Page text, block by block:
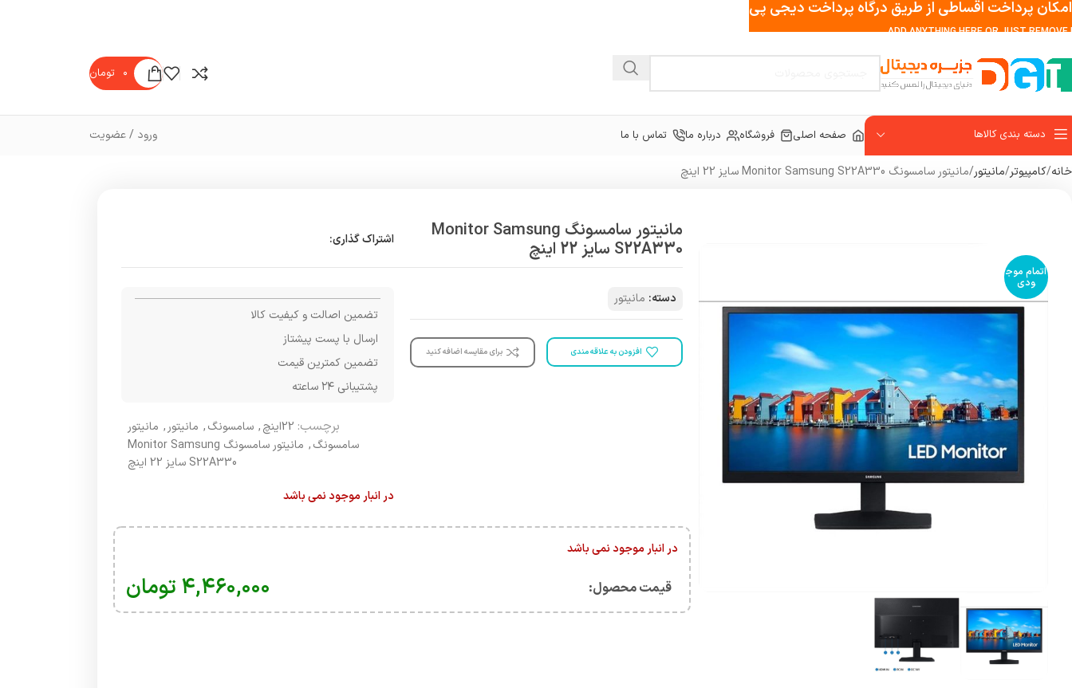
ADD ANYTHING HERE OR JUST REMOVE
۰ تومان
دسته بندی کالاها صفحه اصلی فروشگاه درباره ما تماس با ما ورود / عضویت
خانه کامپیوتر مانیتور مانیتور سامسونگ Monitor Samsung S22A330 سایز 22 اینچ
اتمام موج
ودی
مانیتور سامسونگ Monitor Samsung
S22A330 سایز 22 اینچ
اشتراک گذاری:
دسته: مانیتور
افزودن به علاقه مندی برای مقایسه اضافه کنید
تضمین اصالت و کیفیت کالا
ارسال با پست پیشتاز
تضمین کمترین قیمت
پشتیبانی ۲۴ ساعته
برچسب: 22اینچ , سامسونگ, مانیتور , مانیتور
سامسونگ,
مانیتور سامسونگ Monitor Samsung
S22A330 سایز 22 اینچ
در انبار موجود نمی باشد
در انبار موجود نمی باشد
قیمت محصول:​ ۴,۴۶۰,۰۰۰ تومان
امکان پرداخت اقساطی از طریق درگاه پرداخت دیجی پی